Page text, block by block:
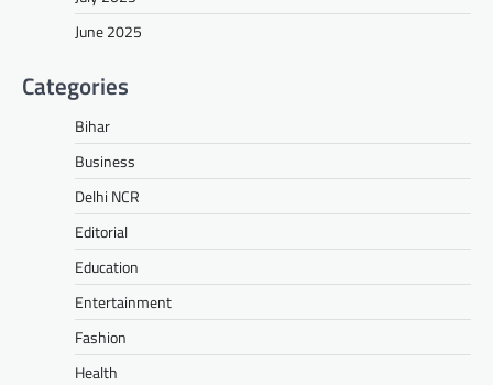
June 2025
Categories
Bihar
Business
Delhi NCR
Editorial
Education
Entertainment
Fashion
Health